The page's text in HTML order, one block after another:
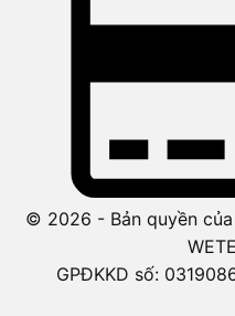
© 2026 - Bản quyền của
GPĐKKD số: